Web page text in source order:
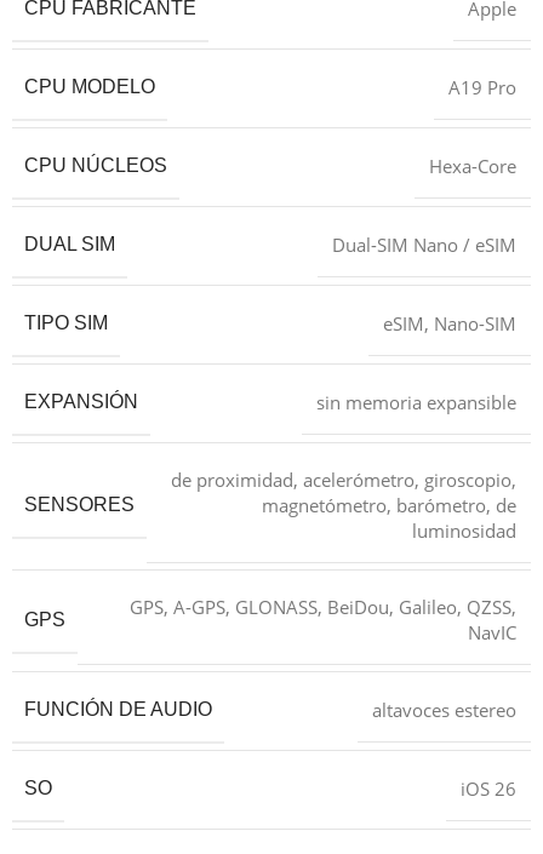
CPU FABRICANTE Apple
CPU MODELO A19 Pro
CPU NÚCLEOS Hexa-Core
DUAL SIM Dual-SIM Nano / eSIM
TIPO SIM eSIM, Nano-SIM
EXPANSIÓN sin memoria expansible
SENSORES
de proximidad, acelerómetro, giroscopio,
magnetómetro, barómetro, de
luminosidad
GPS
GPS, A-GPS, GLONASS, BeiDou, Galileo, QZSS,
NavIC
FUNCIÓN DE AUDIO altavoces estereo
SO iOS 26